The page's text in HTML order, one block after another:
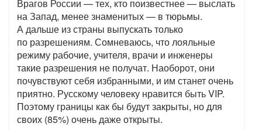
Врагов России — тех, кто поизвестнее — выслать
на Запад, менее знаменитых — в тюрьмы.
А дальше из страны выпускать только
по разрешениям. Сомневаюсь, что лояльные
режиму рабочие, учителя, врачи и инженеры
такие разрешения не получат. Наоборот, они
почувствуют себя избранными, и им станет очень
приятно. Русскому человеку нравится быть VIP.
Поэтому границы как бы будут закрыты, но для
своих (85%) очень даже открыты.